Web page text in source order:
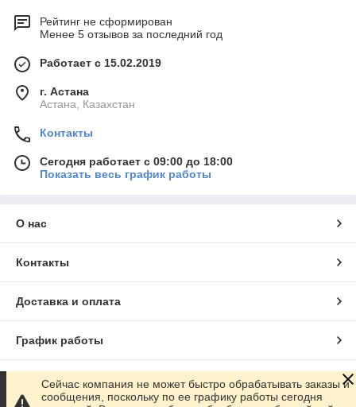
Рейтинг не сформирован
Менее 5 отзывов за последний год
Работает с 15.02.2019
г. Астана
Астана, Казахстан
Контакты
Сегодня работает с 09:00 до 18:00
Показать весь график работы
О нас
Контакты
Доставка и оплата
График работы
Полная версия сайта
Сейчас компания не может быстро обрабатывать заказы и
сообщения, поскольку по ее графику работы сегодня